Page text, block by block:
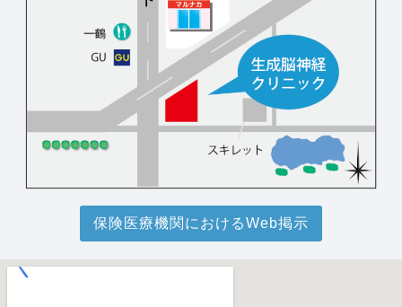
保険医療機関におけるWeb掲示